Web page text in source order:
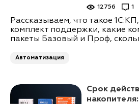
12756 1
Рассказываем, что такое
комплект поддержки, какие
пакеты Базовый и Проф,
Автоматизация
Срок